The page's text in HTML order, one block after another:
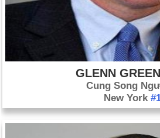
GLENN
Cung Song
New York